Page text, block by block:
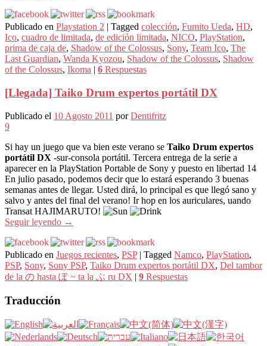
Publicado en Playstation 2 | Tagged colección, Fumito Ueda, HD,
Ico, cuadro de limitada, de edición limitada, NICO, PlayStation,
prima de caja de, Shadow of the Colossus, Sony, Team Ico, The
Last Guardian, Wanda Kyozou, Shadow of the Colossus, Shadow
of the Colossus, Ikoma | 6 Respuestas
[Llegada] Taiko Drum expertos portátil DX
Publicado el 10 Agosto 2011 porDentifritz
9
Si hay un juego que va bien este verano se Taiko Drum expertos
portátil DX -sur-consola portátil. Tercera entrega de la serie a
aparecer en la PlayStation Portable de Sony y puesto en libertad 14
En julio pasado, podemos decir que lo estará esperando 3 buenas
semanas antes de llegar. Usted dirá, lo principal es que llegó sano y
salvo y antes del final del verano! Ir hop en los auriculares, uando
Transat HAJIMARUTO!
Seguir leyendo →
Publicado en Juegos recientes, PSP | Tagged Namco, PlayStation,
PSP, Sony, Sony PSP, Taiko Drum expertos portátil DX, Del tambor
de la の hasta ぽ ~ ta la ぶ ru DX | 9 Respuestas
Traducción